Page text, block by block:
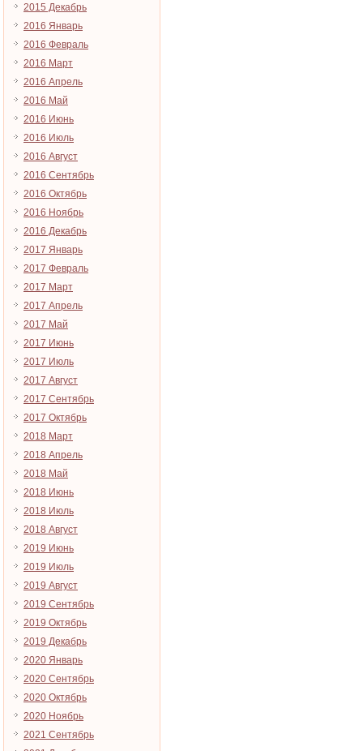
2015 Декабрь
2016 Январь
2016 Февраль
2016 Март
2016 Апрель
2016 Май
2016 Июнь
2016 Июль
2016 Август
2016 Сентябрь
2016 Октябрь
2016 Ноябрь
2016 Декабрь
2017 Январь
2017 Февраль
2017 Март
2017 Апрель
2017 Май
2017 Июнь
2017 Июль
2017 Август
2017 Сентябрь
2017 Октябрь
2018 Март
2018 Апрель
2018 Май
2018 Июнь
2018 Июль
2018 Август
2019 Июнь
2019 Июль
2019 Август
2019 Сентябрь
2019 Октябрь
2019 Декабрь
2020 Январь
2020 Сентябрь
2020 Октябрь
2020 Ноябрь
2021 Сентябрь